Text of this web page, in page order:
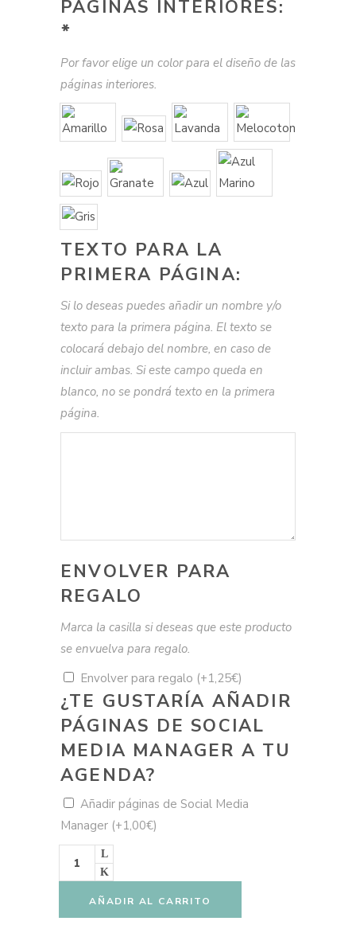
PÁGINAS INTERIORES:
*
Por favor elige un color para el diseño de las
páginas interiores.
TEXTO PARA LA
PRIMERA PÁGINA:
Si lo deseas puedes añadir un nombre y/o
texto para la primera página. El texto se
colocará debajo del nombre, en caso de
incluir ambas. Si este campo queda en
blanco, no se pondrá texto en la primera
página.
ENVOLVER PARA
REGALO
Marca la casilla si deseas que este producto
se envuelva para regalo.
Envolver para regalo (+1,25€)
¿TE GUSTARÍA AÑADIR
PÁGINAS DE SOCIAL
MEDIA MANAGER A TU
AGENDA?
Añadir páginas de Social Media
Manager (+1,00€)
Agenda
textura
azul
marino
Año
AÑADIR AL CARRITO